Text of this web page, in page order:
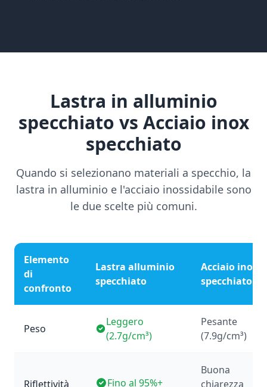
Lastra in alluminio
specchiato vs Acciaio inox
specchiato
Quando si selezionano materiali a specchio, la
lastra in alluminio e l'acciaio inossidabile sono
le due scelte più comuni.
Elemento
di
confronto
Lastra alluminio
specchiato
Acciaio inox
specchiato
Peso
Leggero
(2.7g/cm³)
Pesante
(7.9g/cm³)
Riflettività Fino al 95%+
Buona
chiarezza